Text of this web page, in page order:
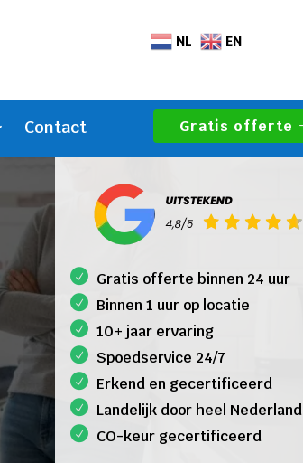
NL EN
Contact Gratis offerte
Gratis offerte binnen 24 uur
Binnen 1 uur op locatie
10+ jaar ervaring
Spoedservice 24/7
Erkend en gecertificeerd
Landelijk door heel Nederland
CO-keur gecertificeerd